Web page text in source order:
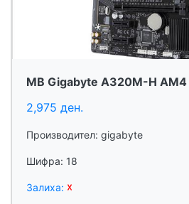
MB Gigabyte A320M-H AM4
2,975 ден.
Производител: gigabyte
Шифра: 18
Залиха: ☓